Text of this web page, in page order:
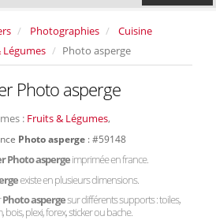
Photographies
Cuisine
Légumes
Photo asperge
Photo asperge
: Fruits & Légumes,
Photo asperge : #59148
Photo aspergeimprimée en france.
existe en plusieurs dimensions.
Photo aspergesur différents supports : toiles,
bois, plexi, forex, sticker ou bache.